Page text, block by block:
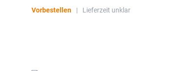
Vorbestellen | Lieferzeit unklar